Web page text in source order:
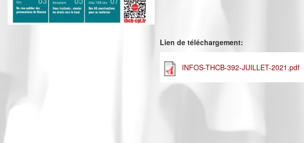
Lien de téléchargement:
INFOS-THCB-392-JUILLET-2021.pdf